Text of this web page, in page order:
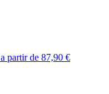
a partir de 87,90 €